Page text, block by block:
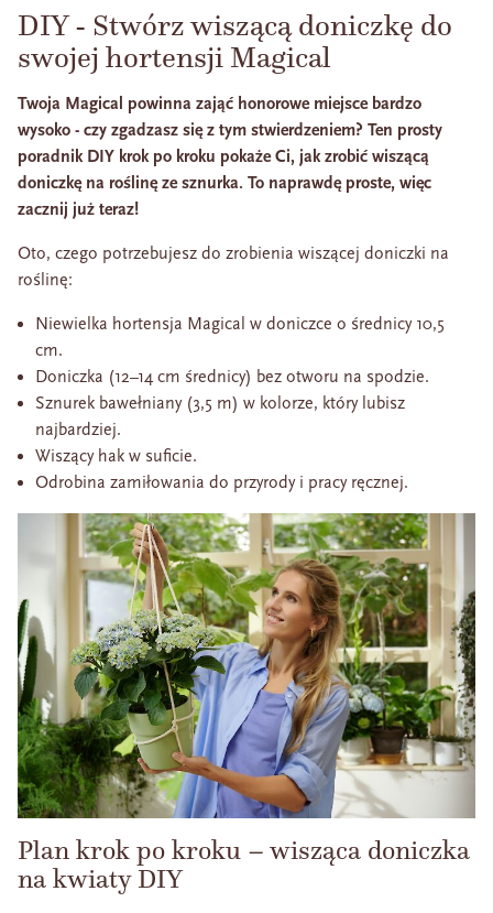
DIY - Stwórz wiszącą doniczkę do
swojej hortensji Magical
Twoja Magical powinna zająć honorowe miejsce bardzo
wysoko - czy zgadzasz się z tym stwierdzeniem? Ten prosty
poradnik DIY krok po kroku pokaże Ci, jak zrobić wiszącą
doniczkę na roślinę ze sznurka. To naprawdę proste, więc
zacznij już teraz!
Oto, czego potrzebujesz do zrobienia wiszącej doniczki na
roślinę:
Niewielka hortensja Magical w doniczce o średnicy 10,5
cm.
Doniczka (12–14 cm średnicy) bez otworu na spodzie.
Sznurek bawełniany (3,5 m) w kolorze, który lubisz
najbardziej.
Wiszący hak w suficie.
Odrobina zamiłowania do przyrody i pracy ręcznej.
Plan krok po kroku – wisząca doniczka
na kwiaty DIY